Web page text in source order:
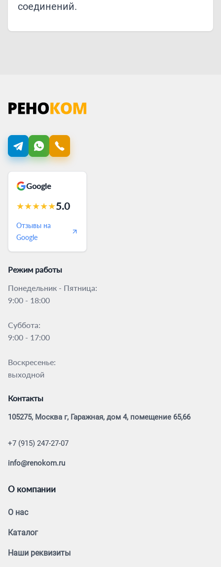
соединений.
Google
★★★★★5.0
Отзывы на
Google
Режим работы
Понедельник - Пятница:
9:00 - 18:00
Суббота:
9:00 - 17:00
Воскресенье:
выходной
Контакты
105275, Москва г, Гаражная, дом 4, помещение 65,66
+7 (915) 247-27-07
info@renokom.ru
О компании
О нас
Каталог
Наши реквизиты